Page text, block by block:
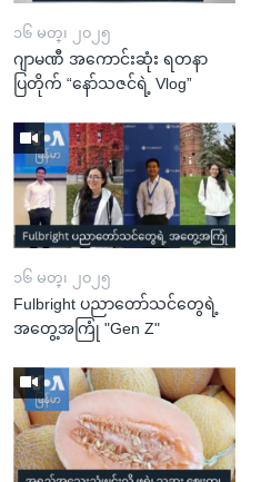
၁၆ မတ္၊ ၂၀၂၅
ဂျာမဏီ အကောင်းဆုံး ရတနာ
ပြတိုက် “နော်သဇင်ရဲ့ Vlog”
၁၆ မတ္၊ ၂၀၂၅
Fulbright ပညာတော်သင်တွေရဲ့
အတွေ့အကြုံ "Gen Z"